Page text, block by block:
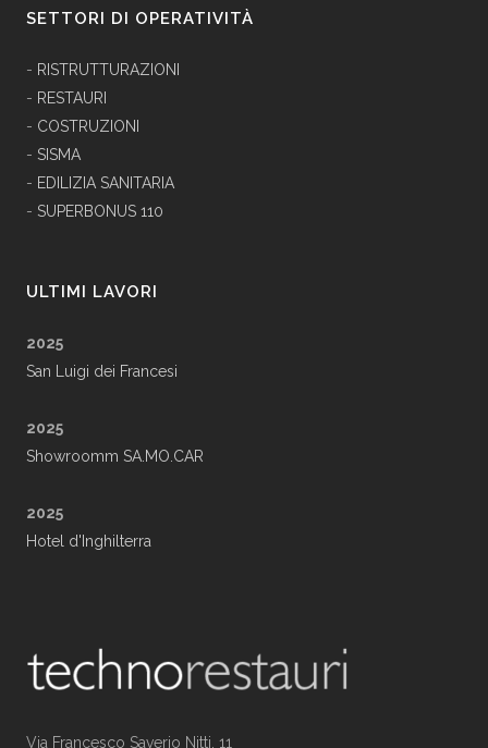
SETTORI DI OPERATIVITÀ
- RISTRUTTURAZIONI
- RESTAURI
- COSTRUZIONI
- SISMA
- EDILIZIA SANITARIA
- SUPERBONUS 110
ULTIMI LAVORI
2025
San Luigi dei Francesi
2025
Showroomm SA.MO.CAR
2025
Hotel d'Inghilterra
Via Francesco Saverio Nitti, 11